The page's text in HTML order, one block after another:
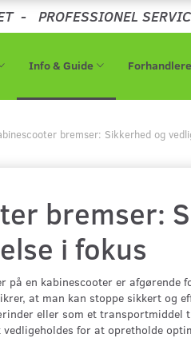
- PROFESSIONEL
Info & Guide Forhandlere
bremser: Sikkerhed og
bremser:
i fokus
på en kabinescooter er
at man kan stoppe sikkert og
eller som et
for at opretholde